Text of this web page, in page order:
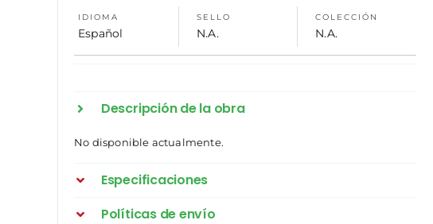
IDIOMA
Español
SELLO
N.A.
COLECCIÓN
N.A.
Descripción de la obra
No disponible actualmente.
Especificaciones
Políticas de envío